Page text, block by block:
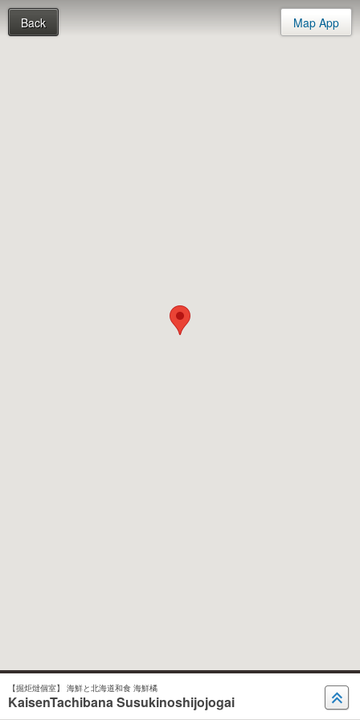
Back Map App
【掘炬燵個室】 海鮮と北海道和食 海鮮橘
KaisenTachibana Susukinoshijojogai